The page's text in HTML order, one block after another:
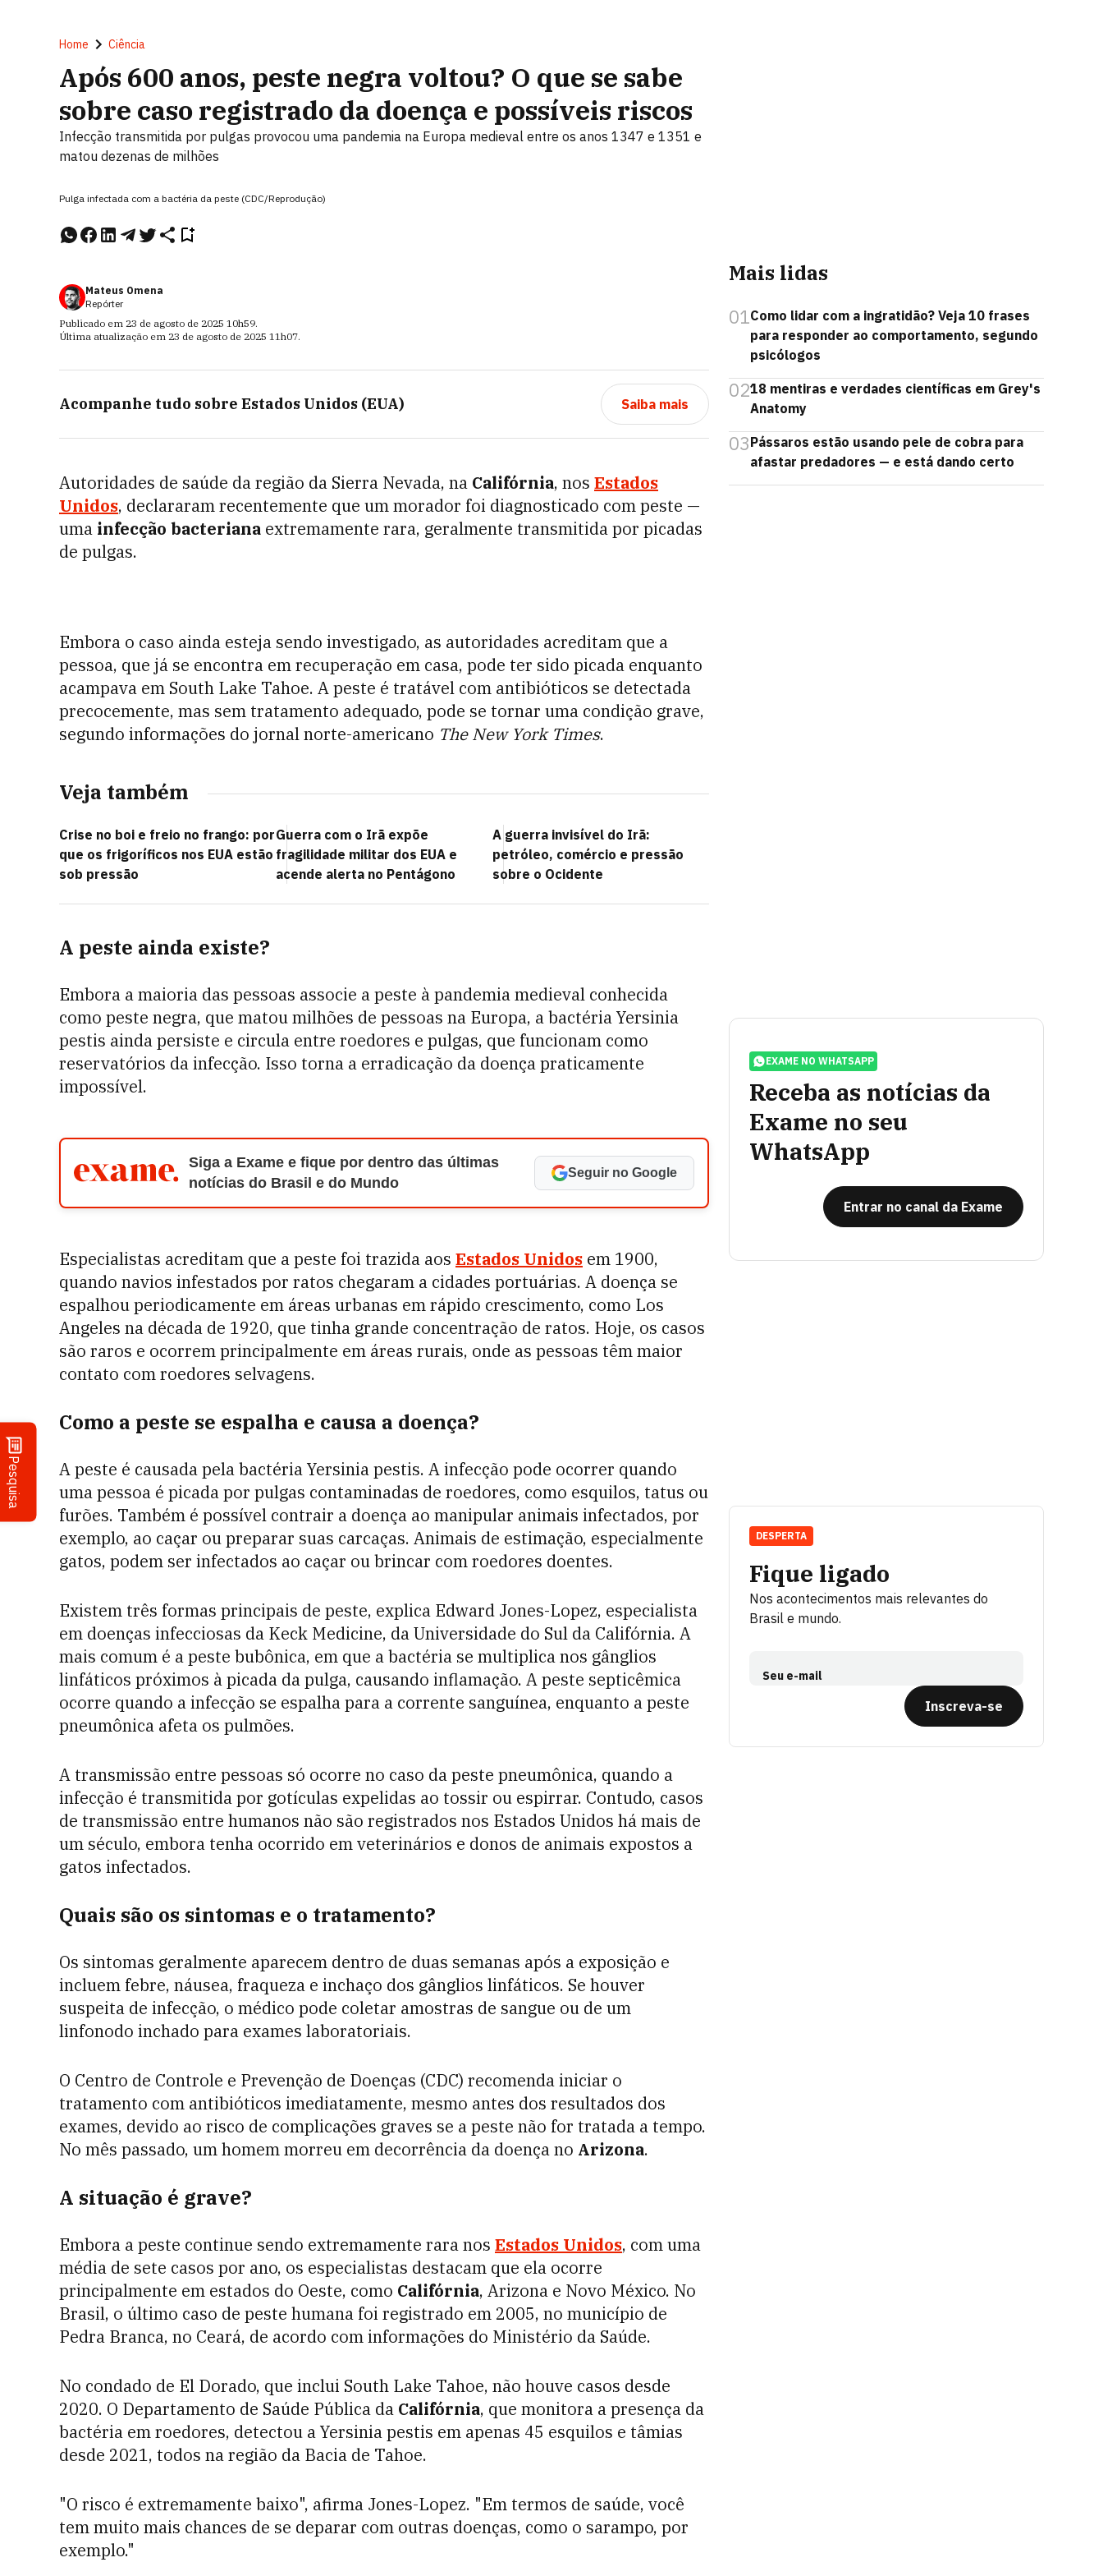
Pesquisa
Home Ciência
Após 600 anos, peste negra voltou? O que se sabe
sobre caso registrado da doença e possíveis riscos
Infecção transmitida por pulgas provocou uma pandemia na Europa medieval entre os anos 1347 e 1351 e
matou dezenas de milhões
Pulga infectada com a bactéria da peste (CDC/Reprodução)
Mateus Omena
Repórter
Publicado em 23 de agosto de 2025 10h59.
Última atualização em 23 de agosto de 2025 11h07.
Acompanhe tudo sobre Estados Unidos (EUA) Saiba mais
Autoridades de saúde da região da Sierra Nevada, na Califórnia, nos Estados
Unidos, declararam recentemente que um morador foi diagnosticado com peste —
uma infecção bacteriana extremamente rara, geralmente transmitida por picadas
de pulgas.
Embora o caso ainda esteja sendo investigado, as autoridades acreditam que a
pessoa, que já se encontra em recuperação em casa, pode ter sido picada enquanto
acampava em South Lake Tahoe. A peste é tratável com antibióticos se detectada
precocemente, mas sem tratamento adequado, pode se tornar uma condição grave,
segundo informações do jornal norte-americano The New York Times.
Veja também
Crise no boi e freio no frango: por
que os frigoríficos nos EUA estão
sob pressão
Guerra com o Irã expõe
fragilidade militar dos EUA e
acende alerta no Pentágono
A guerra invisível do Irã:
petróleo, comércio e pressão
sobre o Ocidente
A peste ainda existe?
Embora a maioria das pessoas associe a peste à pandemia medieval conhecida
como peste negra, que matou milhões de pessoas na Europa, a bactéria Yersinia
pestis ainda persiste e circula entre roedores e pulgas, que funcionam como
reservatórios da infecção. Isso torna a erradicação da doença praticamente
impossível.
Siga a Exame e fique por dentro das últimas
notícias do Brasil e do Mundo
Seguir no Google
Especialistas acreditam que a peste foi trazida aos Estados Unidos em 1900,
quando navios infestados por ratos chegaram a cidades portuárias. A doença se
espalhou periodicamente em áreas urbanas em rápido crescimento, como Los
Angeles na década de 1920, que tinha grande concentração de ratos. Hoje, os casos
são raros e ocorrem principalmente em áreas rurais, onde as pessoas têm maior
contato com roedores selvagens.
Como a peste se espalha e causa a doença?
A peste é causada pela bactéria Yersinia pestis. A infecção pode ocorrer quando
uma pessoa é picada por pulgas contaminadas de roedores, como esquilos, tatus ou
furões. Também é possível contrair a doença ao manipular animais infectados, por
exemplo, ao caçar ou preparar suas carcaças. Animais de estimação, especialmente
gatos, podem ser infectados ao caçar ou brincar com roedores doentes.
Existem três formas principais de peste, explica Edward Jones-Lopez, especialista
em doenças infecciosas da Keck Medicine, da Universidade do Sul da Califórnia. A
mais comum é a peste bubônica, em que a bactéria se multiplica nos gânglios
linfáticos próximos à picada da pulga, causando inflamação. A peste septicêmica
ocorre quando a infecção se espalha para a corrente sanguínea, enquanto a peste
pneumônica afeta os pulmões.
A transmissão entre pessoas só ocorre no caso da peste pneumônica, quando a
infecção é transmitida por gotículas expelidas ao tossir ou espirrar. Contudo, casos
de transmissão entre humanos não são registrados nos Estados Unidos há mais de
um século, embora tenha ocorrido em veterinários e donos de animais expostos a
gatos infectados.
Quais são os sintomas e o tratamento?
Os sintomas geralmente aparecem dentro de duas semanas após a exposição e
incluem febre, náusea, fraqueza e inchaço dos gânglios linfáticos. Se houver
suspeita de infecção, o médico pode coletar amostras de sangue ou de um
linfonodo inchado para exames laboratoriais.
O Centro de Controle e Prevenção de Doenças (CDC) recomenda iniciar o
tratamento com antibióticos imediatamente, mesmo antes dos resultados dos
exames, devido ao risco de complicações graves se a peste não for tratada a tempo.
No mês passado, um homem morreu em decorrência da doença no Arizona.
A situação é grave?
Embora a peste continue sendo extremamente rara nos Estados Unidos, com uma
média de sete casos por ano, os especialistas destacam que ela ocorre
principalmente em estados do Oeste, como Califórnia, Arizona e Novo México. No
Brasil, o último caso de peste humana foi registrado em 2005, no município de
Pedra Branca, no Ceará, de acordo com informações do Ministério da Saúde.
No condado de El Dorado, que inclui South Lake Tahoe, não houve casos desde
2020. O Departamento de Saúde Pública da Califórnia, que monitora a presença da
bactéria em roedores, detectou a Yersinia pestis em apenas 45 esquilos e tâmias
desde 2021, todos na região da Bacia de Tahoe.
"O risco é extremamente baixo", afirma Jones-Lopez. "Em termos de saúde, você
tem muito mais chances de se deparar com outras doenças, como o sarampo, por
exemplo."
Mais lidas
01Como lidar com a ingratidão? Veja 10 frases
para responder ao comportamento, segundo
psicólogos
0218 mentiras e verdades científicas em Grey's
Anatomy
03Pássaros estão usando pele de cobra para
afastar predadores — e está dando certo
EXAME NO WHATSAPP
Receba as notícias da
Exame no seu
WhatsApp
Entrar no canal da Exame
Fique ligado
Nos acontecimentos mais relevantes do
Brasil e mundo.
Seu e-mail
Inscreva-se
DESPERTA